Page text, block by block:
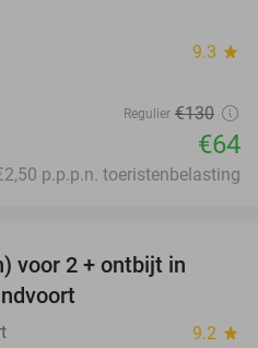
9.3 star
Regulier €130
€64
p.p.p.n. toeristenbelasting
voor 2 + ontbijt in
9.2 star